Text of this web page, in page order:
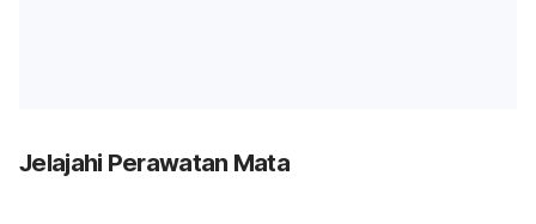
Jelajahi Perawatan Mata